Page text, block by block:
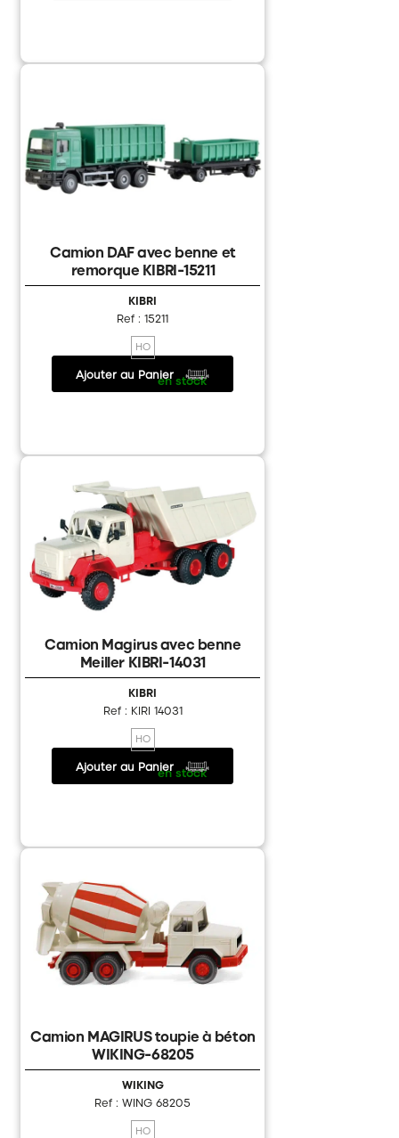
Camion DAF avec benne et
remorque KIBRI-15211
KIBRI
Ref : 15211
HO
28.80 € /en stock
Ajouter au Panier
Camion Magirus avec benne
Meiller KIBRI-14031
KIBRI
Ref : KIRI 14031
HO
20.05 € /en stock
Ajouter au Panier
Camion MAGIRUS toupie à béton
WIKING-68205
WIKING
Ref : WING 68205
HO